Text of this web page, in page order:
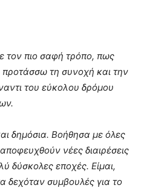
τον πιο σαφή τρόπο, πως
τη συνοχή και την
του εύκολου δρόμου
δημόσια. Βοήθησα με όλες
νέες διαιρέσεις
δύσκολες εποχές. Είμαι,
δεχόταν συμβουλές για το